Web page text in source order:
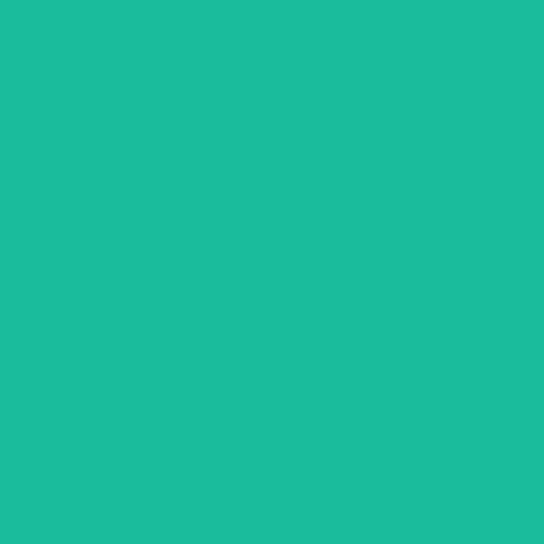
résidentielles et commerciales.
une qualité durable et une élégance intemporelle pour